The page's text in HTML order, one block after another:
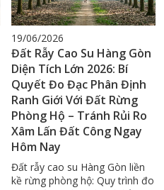
19/06/2026
Đất Rẫy Cao Su Hàng Gòn
Diện Tích Lớn 2026: Bí
Quyết Đo Đạc Phân Định
Ranh Giới Với Đất Rừng
Phòng Hộ – Tránh Rủi Ro
Xâm Lấn Đất Công Ngay
Hôm Nay
Đất rẫy cao su Hàng Gòn liền
kề rừng phòng hộ: Quy trình đo